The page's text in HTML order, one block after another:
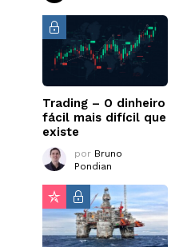
Trading – O dinheiro
fácil mais difícil que
existe
por Bruno
Pondian